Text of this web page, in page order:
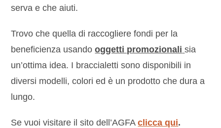
serva e che aiuti.
Trovo che quella di raccogliere fondi per la
beneficienza usandooggetti promozionali sia
un’ottima idea. I braccialetti sono disponibili in
diversi modelli, colori ed è un prodotto che dura a
lungo.
Se vuoi visitare il sito dell’AGFAclicca qui.